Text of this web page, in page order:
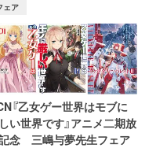
ェア
『乙女ゲー世界はモブに
い世界です』アニメ二期放
念 三嶋与夢先生フェア